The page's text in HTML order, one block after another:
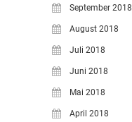
September 2018
August 2018
Juli 2018
Juni 2018
Mai 2018
April 2018